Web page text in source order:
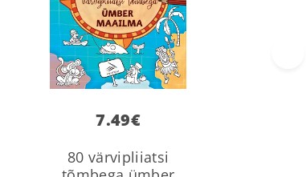
7.49€
80 värvipliiatsi